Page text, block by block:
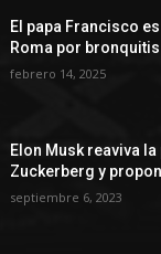
El papa Francisco
Roma por bronquitis
febrero 14, 2025
Elon Musk reaviva
Zuckerberg y
septiembre 6, 2023